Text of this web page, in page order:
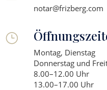
notar@frizberg.com
Montag, Dienstag
Donnerstag und
8.00–12.00 Uhr
13.00–17.00 Uhr